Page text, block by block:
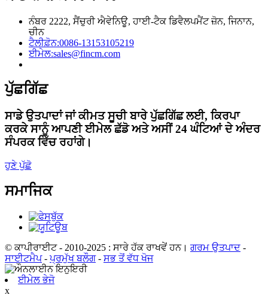
ਨੰਬਰ 2222, ਸੈਂਚੁਰੀ ਐਵੇਨਿਊ, ਹਾਈ-ਟੈਕ ਡਿਵੈਲਪਮੈਂਟ ਜ਼ੋਨ, ਜਿਨਾਨ,
ਚੀਨ
ਟੈਲੀਫ਼ੋਨ:0086-13153105219
ਈਮੇਲ:sales@fincm.com
ਪੁੱਛਗਿੱਛ
ਸਾਡੇ ਉਤਪਾਦਾਂ ਜਾਂ ਕੀਮਤ ਸੂਚੀ ਬਾਰੇ ਪੁੱਛਗਿੱਛ ਲਈ, ਕਿਰਪਾ
ਕਰਕੇ ਸਾਨੂੰ ਆਪਣੀ ਈਮੇਲ ਛੱਡੋ ਅਤੇ ਅਸੀਂ 24 ਘੰਟਿਆਂ ਦੇ ਅੰਦਰ
ਸੰਪਰਕ ਵਿੱਚ ਰਹਾਂਗੇ।
ਹੁਣੇ ਪੁੱਛੋ
ਸਮਾਜਿਕ
© ਕਾਪੀਰਾਈਟ - 2010-2025 : ਸਾਰੇ ਹੱਕ ਰਾਖਵੇਂ ਹਨ। ਗਰਮ ਉਤਪਾਦ -
ਸਾਈਟਮੈਪ-ਪ੍ਰਮੁੱਖ ਬਲੌਗ- ਸਭ ਤੋਂ ਵੱਧ ਖੋਜ
ਈਮੇਲ ਭੇਜੋ
x